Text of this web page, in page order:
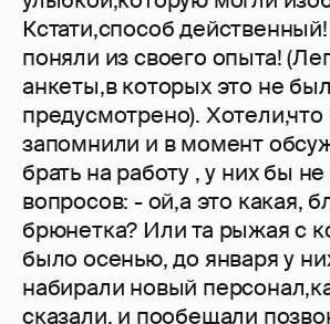
Кстати,способ
поняли из своего опыта!
анкеты,в которых это не
предусмотрено).
запомнили и в момент
брать на работу , у них бы
вопросов: - ой,а это какая,
брюнетка? Или та рыжая с
было осенью, до января у
набирали новый
сказали, и пообещали